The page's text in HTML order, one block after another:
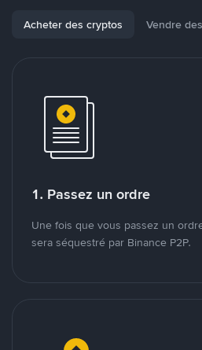
Acheter des cryptos Vendre
1. Passez un ordre
Une fois que vous passez un
sera séquestré par Binance P2P.